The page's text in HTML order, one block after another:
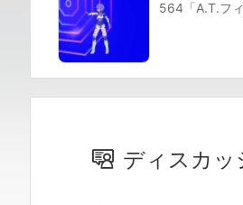
564「A.T.フィ
ディスカッ